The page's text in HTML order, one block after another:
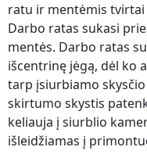
ratu ir mentėmis
Darbo ratas sukasi
mentės. Darbo ratas
išcentrinę jėgą, dėl ko
tarp įsiurbiamo
skirtumo skystis
keliauja į siurblio
išleidžiamas į